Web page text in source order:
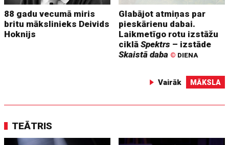
88 gadu vecumā miris
britu mākslinieks Deivids
Hoknijs
Glabājot atmiņas par
pieskārienu dabai.
Laikmetīgo rotu izstāžu
ciklāSpektrs – izstāde
Skaistā daba © DIENA
Vairāk MĀKSLA
TEĀTRIS